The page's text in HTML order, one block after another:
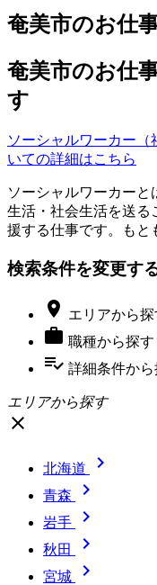
奄美市のお仕
奄美市のお仕
す
ソーシャルワーカー
いての詳細はこちら
ソーシャルワーカーと
生活・社会生活を送る
援する仕事です。もと
検索条件を変更す
 エリアから探
 職種から探す
playlist_add_check 詳細条件から
エリアから探す
close
北海道 
青森 
岩手 
秋田 
宮城 